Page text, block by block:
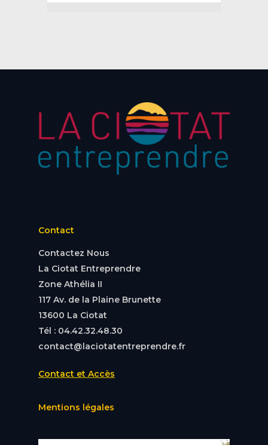
Contact
Contactez Nous
La Ciotat Entreprendre
Zone Athélia II
117 Av. de la Plaine Brunette
13600 La Ciotat
Tél : 04.42.32.48.30
contact@laciotatentreprendre.fr
Contact et Accès
Mentions légales